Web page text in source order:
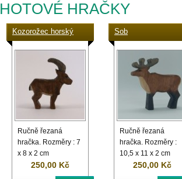
HOTOVÉ HRAČKY
Kozorožec horský
Ručně řezaná
hračka. Rozměry : 7
x 8 x 2 cm
250,00 Kč
Sob
Ručně řezaná
hračka. Rozměry :
10,5 x 11 x 2 cm
250,00 Kč